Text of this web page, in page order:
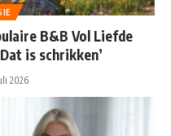
B&B Vol Liefde
is schrikken’
2026